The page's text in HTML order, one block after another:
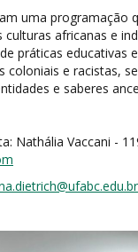
uma programação
africanas e
práticas educativas
coloniais e racistas,
e saberes
Nathália Vaccani -